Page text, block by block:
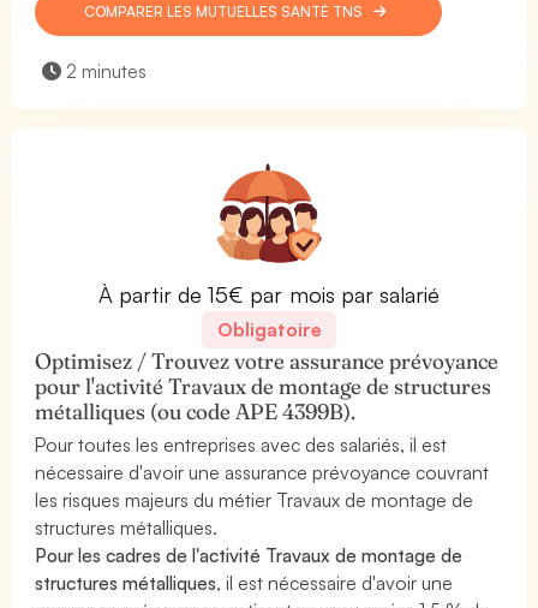
COMPARER LES MUTUELLES SANTÉ TNS
2 minutes
À partir de 15€ par mois par salarié
Obligatoire
Optimisez / Trouvez votre assurance prévoyance
pour l'activité Travaux de montage de structures
métalliques (ou code APE 4399B).
Pour toutes les entreprises avec des salariés, il est
nécessaire d'avoir une assurance prévoyance couvrant
les risques majeurs du métier Travaux de montage de
structures métalliques.
Pour les cadres de l'activité Travaux de montage de
structures métalliques, il est nécessaire d'avoir une